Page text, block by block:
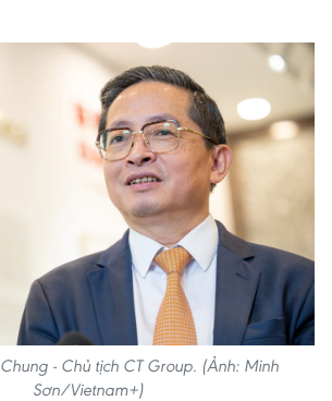
- Chủ tịch CT Group. (Ảnh: Minh
Sơn/Vietnam+)